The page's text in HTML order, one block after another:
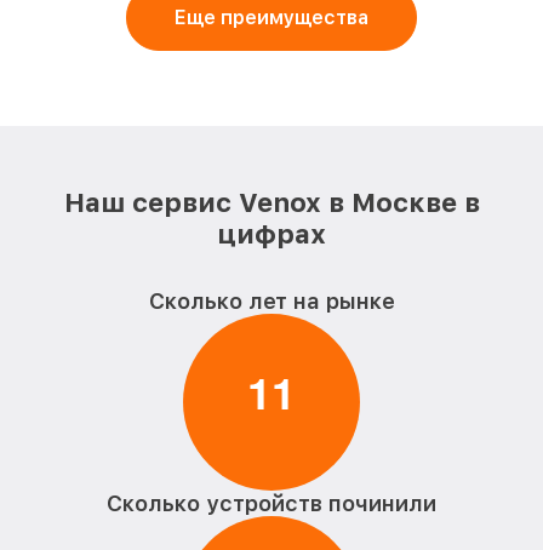
Еще преимущества
Наш сервис Venox в Москве в
цифрах
Сколько лет на рынке
11
Сколько устройств починили